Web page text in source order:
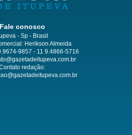
Fale conosco
- Sp - Brasil
Herikson Almeida
9857 - 11 9.4866-5716
redação: